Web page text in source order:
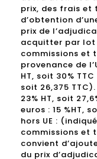
prix, des frais et
d’obtention
prix de
acquitter par lot
commissions et
provenance de
HT, soit 30%
soit 26,375
23% HT, soit
euros : 15 %HT,
hors UE :
commissions et
convient
du prix